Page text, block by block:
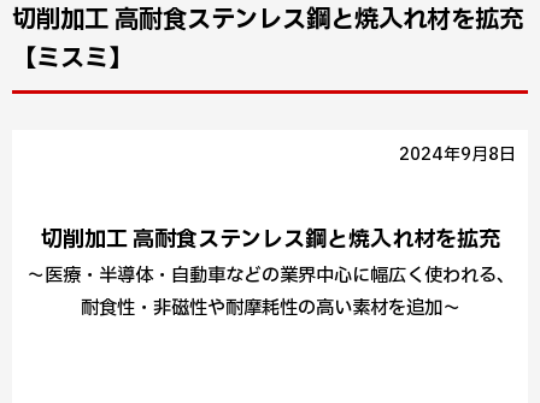
切削加工 高耐食ステンレス鋼と焼入れ材を拡充
【ミスミ】
2024年9月8日
切削加工 高耐食ステンレス鋼と焼入れ材を拡充
～医療・半導体・自動車などの業界中心に幅広く使われる、
耐食性・非磁性や耐摩耗性の高い素材を追加～